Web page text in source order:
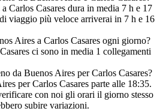
Carlos Casares dura in media 7 h e 17
viaggio più veloce arriverai in 7 h e 16
Aires a Carlos Casares ogni giorno?
ci sono in media 1 collegamenti
da Buenos Aires per Carlos Casares?
per Carlos Casares parte alle 18:35.
con noi gli orari il giorno stesso
subire variazioni.